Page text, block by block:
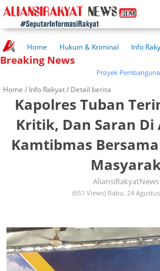
Home Hukum & Kriminal Info
Kuliner Rakyat
Wisata Rakyat
Kesehatan
Breaking News
Proyek Pembangunan
Home / Info Rakyat/ Detail berita
Kapolres Tuban
Kritik, Dan Saran Di
Kamtibmas
AliansiRakyatNews
(651 Views) Rabu, 24